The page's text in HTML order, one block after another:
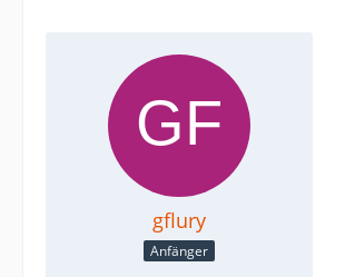
gflury
Anfänger